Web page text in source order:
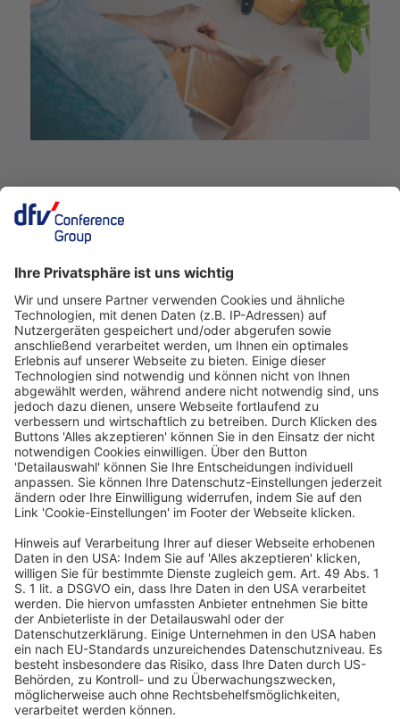
24./25. November 2026
Rheingoldhalle
Mainz
Veranstalter
dfv Conference Group GmbH
Mainzer Landstraße 251
60326 Frankfurt